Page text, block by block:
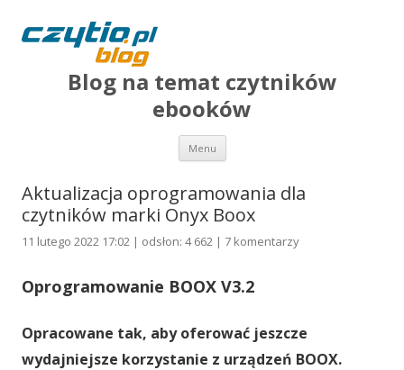
Blog na temat czytników
ebooków
Menu Przejdź do treści
Aktualizacja oprogramowania dla
czytników marki Onyx Boox
11 lutego 2022 17:02 | odsłon: 4 662 | 7 komentarzy
Oprogramowanie BOOX V3.2
Opracowane tak, aby oferować jeszcze
wydajniejsze korzystanie z urządzeń BOOX.